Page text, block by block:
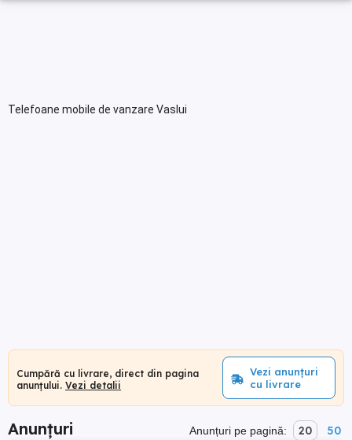
Telefoane mobile de vanzare Vaslui
Cumpără cu livrare, direct din pagina
anunțului. Vezi detalii
Vezi anunțuri
cu livrare
Anunțuri Anunțuri pe pagină: 20 50